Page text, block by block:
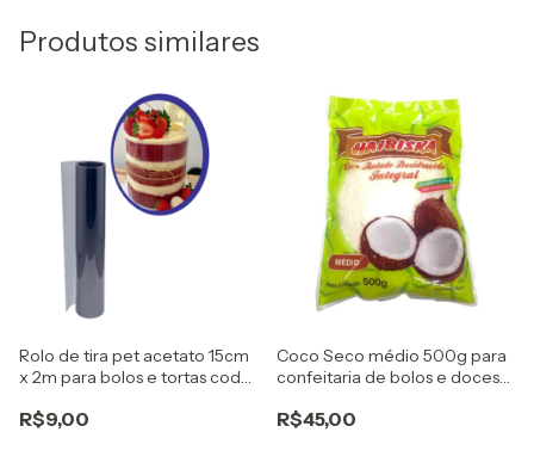
Produtos similares
Rolo de tira pet acetato 15cm
x 2m para bolos e tortas cod
R$9,00
Coco Seco médio 500g para
confeitaria de bolos e doces
R$45,00